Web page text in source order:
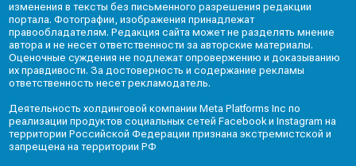
изменения в тексты без письменного разрешения редакции
портала. Фотографии, изображения принадлежат
правообладателям. Редакция сайта может не разделять мнение
автора и не несет ответственности за авторские материалы.
Оценочные суждения не подлежат опровержению и доказыванию
их правдивости. За достоверность и содержание рекламы
ответственность несет рекламодатель.
Деятельность холдинговой компании Meta Platforms Inc по
реализации продуктов социальных сетей Facebook и Instagram на
территории Российской Федерации признана экстремистской и
запрещена на территории РФ